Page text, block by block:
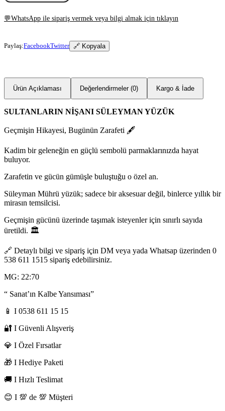
💬WhatsApp ile sipariş vermek veya bilgi almak için tıklayın
Paylaş:FacebookTwitter 🔗 Kopyala
Ürün Açıklaması Değerlendirmeler (0) Kargo & İade
SULTANLARIN NİŞANI SÜLEYMAN YÜZÜK
Geçmişin Hikayesi, Bugünün Zarafeti 🖋️
Kadim bir geleneğin en güçlü sembolü parmaklarınızda hayat
buluyor.
Zarafetin ve gücün gümüşle buluştuğu o özel an.
Süleyman Mührü yüzük; sadece bir aksesuar değil, binlerce yıllık bir
mirasın temsilcisi.
Geçmişin gücünü üzerinde taşımak isteyenler için sınırlı sayıda
üretildi. 🏛️
🔗 Detaylı bilgi ve sipariş için DM veya yada Whatsap üzerinden 0
538 611 1515 sipariş edebilirsiniz.
MG: 22:70
“ Sanat’ın Kalbe Yansıması”
📱 I 0538 611 15 15
🔐 I Güvenli Alışveriş
💎 I Özel Fırsatlar
🎁 I Hediye Paketi
🚚 I Hızlı Teslimat
😊 I 💯 de 💯 Müşteri